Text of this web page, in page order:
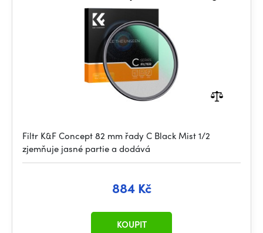
Filtr K&F Concept 82 mm řady C Black Mist 1/2
zjemňuje jasné partie a dodává
884 Kč
KOUPIT